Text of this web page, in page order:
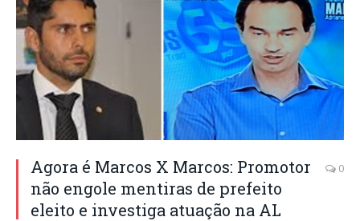
Agora é Marcos X Marcos: Promotor
não engole mentiras de prefeito
eleito e investiga atuação na AL
0